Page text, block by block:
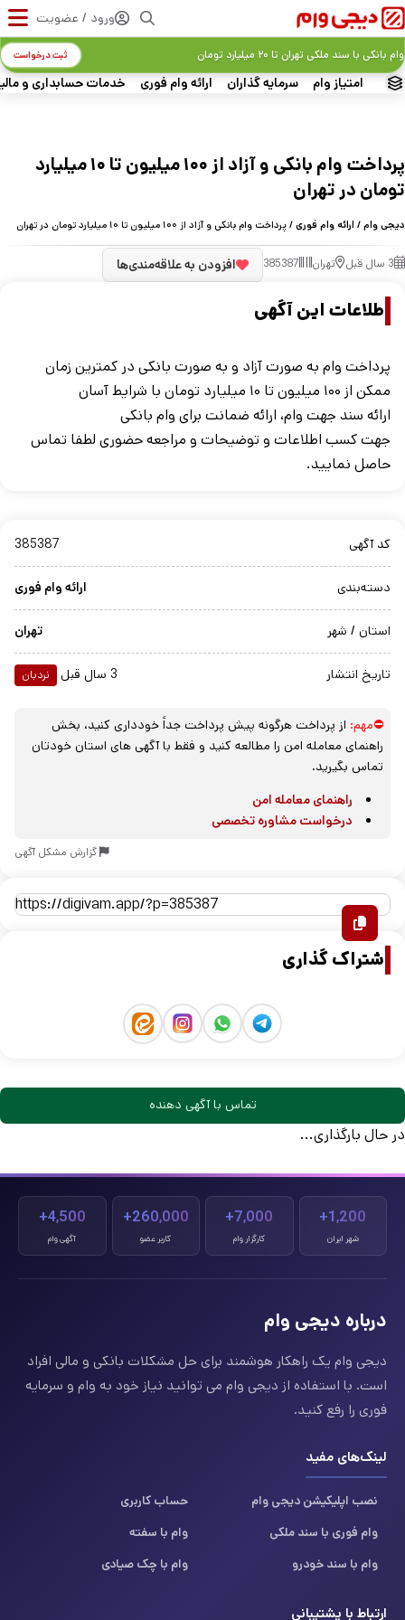
ورود / عضویت
امتیاز وام سرمایه گذاران ارائه وام فوری خدمات حسابداری و
وام بانکی با سند ملکی تهران تا ۲۰ میلیارد تومان ثبت درخواست
پرداخت وام بانکی و آزاد از ۱۰۰ میلیون تا ۱۰ میلیارد
تومان در تهران
دیجی وام/ ارائه وام فوری/ پرداخت وام بانکی و آزاد از ۱۰۰ میلیون تا ۱۰ میلیارد تومان در تهران
3 سال قبل تهران 385387 افزودن به علاقه‌مندی‌ها
اطلاعات این آگهی
پرداخت وام به صورت آزاد و به صورت بانکی در کمترین زمان
ممکن از ۱۰۰ میلیون تا ۱۰ میلیارد تومان با شرایط آسان
ارائه سند جهت وام، ارائه ضمانت برای وام بانکی
جهت کسب اطلاعات و توضیحات و مراجعه حضوری لطفا تماس
حاصل نمایید.
کد آگهی 385387
دسته‌بندی ارائه وام فوری
استان / شهر تهران
تاریخ انتشار 3 سال قبل نردبان
⛔مهم: از پرداخت هرگونه پیش پرداخت جداً خودداری کنید، بخش
راهنمای معامله امن را مطالعه کنید و فقط با آگهی های استان خودتان
تماس بگیرید.
راهنمای معامله امن
درخواست مشاوره تخصصی
گزارش مشکل آگهی
اشتراک گذاری
تماس با آگهی دهنده
در حال بارگذاری...
1,200+
شهر ایران
7,000+
کارگزار وام
260,000+
کاربر عضو
4,500+
آگهی وام
درباره دیجی وام
دیجی وام یک راهکار هوشمند برای حل مشکلات بانکی و مالی افراد
است. با استفاده از دیجی وام می توانید نیاز خود به وام و سرمایه
فوری را رفع کنید.
لینک‌های مفید
نصب اپلیکیشن دیجی وام
حساب کاربری
وام فوری با سند ملکی
وام با سفته
وام با سند خودرو
وام با چک صیادی
ارتباط با پشتیبانی